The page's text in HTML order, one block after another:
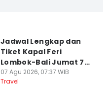
Jadwal Lengkap dan
Tiket Kapal Feri
Lombok-Bali Jumat 7
Agustus 2026
07 Agu 2026, 07:37 WIB
Travel